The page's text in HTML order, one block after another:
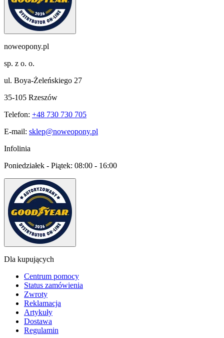
noweopony.pl
sp. z o. o.
ul. Boya-Żeleńskiego 27
35-105 Rzeszów
Telefon: +48 730 730 705
E-mail: sklep@noweopony.pl
Infolinia
Poniedziałek - Piątek: 08:00 - 16:00
Dla kupujących
Centrum pomocy
Status zamówienia
Zwroty
Reklamacja
Artykuły
Dostawa
Regulamin